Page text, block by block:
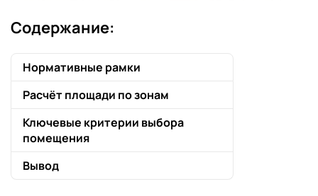
Содержание:
Нормативные рамки
Расчёт площади по зонам
Ключевые критерии выбора
помещения
Вывод